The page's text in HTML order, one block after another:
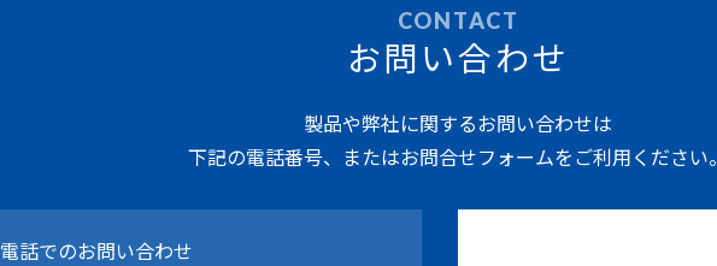
CONTACT
お問い合わせ
製品や弊社に関するお問い合わせは
下記の電話番号、またはお問合せフォームをご利用ください。
電話でのお問い合わせ